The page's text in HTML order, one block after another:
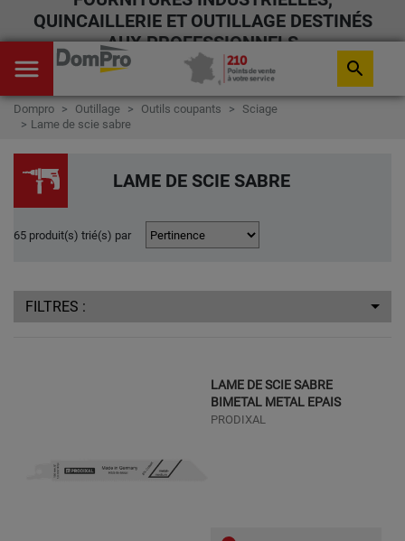
QUINCAILLERIE ET OUTILLAGE DESTINÉS
AUX PROFESSIONNELS
menu search
Dompro Outillage Outils coupants
Sciage
Lame de scie sabre
LAME DE SCIE SABRE
65 produit(s) trié(s) par
FILTRES :
LAME DE SCIE SABRE
BIMETAL METAL EPAIS
PRODIXAL